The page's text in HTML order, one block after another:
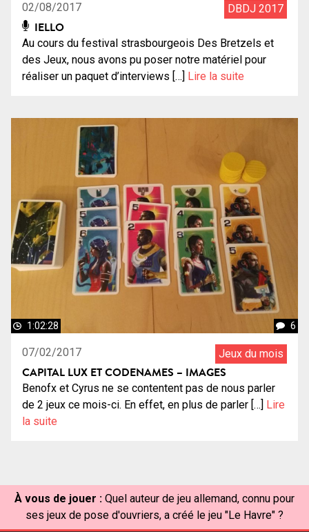
02/08/2017 DBDJ 2017
IELLO
Au cours du festival strasbourgeois Des Bretzels et
des Jeux, nous avons pu poser notre matériel pour
réaliser un paquet d’interviews […] Lire la suite
1:02:28 6
07/02/2017 Jeux du mois
CAPITAL LUX ET CODENAMES – IMAGES
Benofx et Cyrus ne se contentent pas de nous parler
de 2 jeux ce mois-ci. En effet, en plus de parler […] Lire
la suite
À vous de jouer : Quel auteur de jeu allemand, connu pour
ses jeux de pose d'ouvriers, a créé le jeu "Le Havre" ?